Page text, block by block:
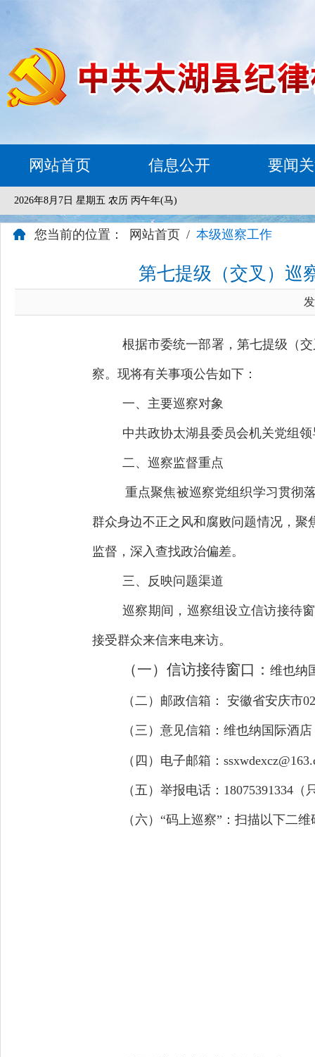
网站首页 信息公开 要闻
2026年8月7日 星期五 农历 丙午年(马)
您当前的位置： 网站首页 / 本级巡察工作
第七提级（交叉）巡
根据市委统一部署，第七提级（
察。现将有关事项公告如下：
一、主要巡察对象
中共政协太湖县委员会机关党组
二、巡察监督重点
重点聚焦被巡察党组织学习贯彻落
群众身边不正之风和腐败问题情况，
监督，深入查找政治偏差。
三、反映问题渠道
巡察期间，巡察组设立信访接待
接受群众来信来电来访。
（一）信访接待窗口： 维也纳
（二）邮政信箱： 安徽省安庆市
（三）意见信箱： 维也纳国际酒
（四）电子邮箱：
（五）举报电话：18075391334（
（六）“码上巡察”：扫描以下二